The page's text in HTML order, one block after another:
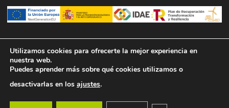
Utilizamos cookies para ofrecerte la mejor experiencia en
nuestra web.
Puedes aprender más sobre qué cookies utilizamos o
desactivarlas en los ajustes.